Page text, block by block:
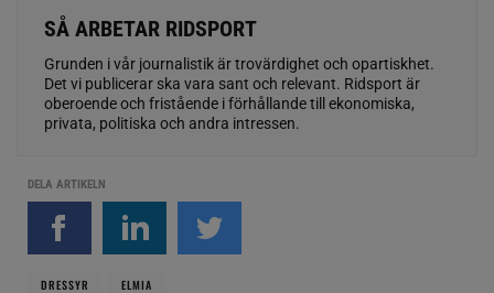
SÅ ARBETAR RIDSPORT
Grunden i vår journalistik är trovärdighet och opartiskhet.
Det vi publicerar ska vara sant och relevant. Ridsport är
oberoende och fristående i förhållande till ekonomiska,
privata, politiska och andra intressen.
DELA ARTIKELN
DRESSYR ELMIA